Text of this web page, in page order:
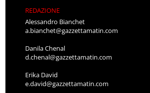
REDAZIONE
Alessandro Bianchet
a.bianchet@gazzettamatin.com
Danila Chenal
d.chenal@gazzettamatin.com
Erika David
e.david@gazzettamatin.com